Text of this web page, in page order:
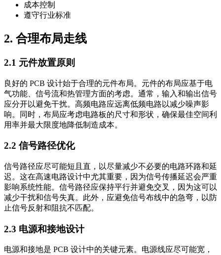
成本控制
遵守行业标准
2. 合理布局走线
2.1 元件放置原则
良好的 PCB 设计始于合理的元件布局。元件的布局应基于电
气功能、信号流和热管理方面的考虑。通常，输入和输出信号
应分开以避免干扰。高频电路应远离低频电路以减少噪声影
响。同时，布局应考虑电路板的尺寸和形状，确保最佳空间利
用率并最大限度地降低制造成本。
2.2 信号路径优化
信号路径应尽可能短且直，以尽量减少不必要的电路环路和延
迟。这在高速电路设计中尤其重要，因为信号传播延迟会严重
影响系统性能。信号路径应保持平行并避免交叉，因为这可以
减少干扰和信号失真。此外，应避免信号布线中的急弯，以防
止信号反射和阻抗不匹配。
2.3 电源和接地设计
电源和接地是 PCB 设计中的关键元素。电源线应尽可能宽，